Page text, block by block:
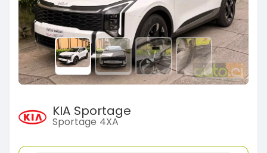
KIA Sportage
Sportage 4XA